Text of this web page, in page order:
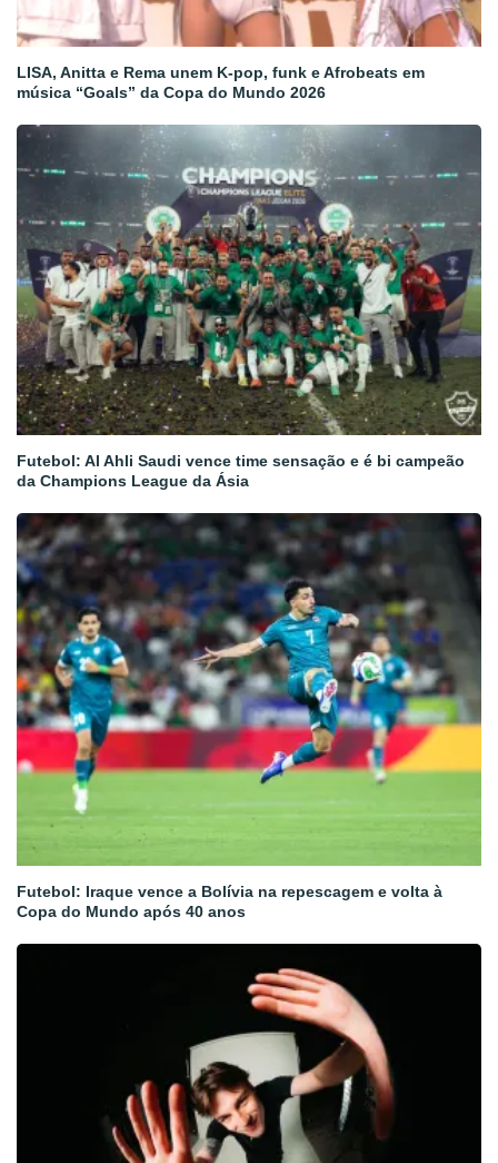
LISA, Anitta e Rema unem K-pop, funk e Afrobeats em
música “Goals” da Copa do Mundo 2026
Futebol: Al Ahli Saudi vence time sensação e é bi campeão
da Champions League da Ásia
Futebol: Iraque vence a Bolívia na repescagem e volta à
Copa do Mundo após 40 anos